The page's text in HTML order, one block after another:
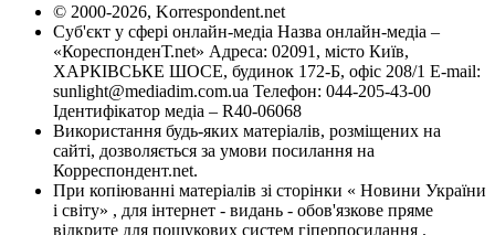
© 2000-2026, Korrespondent.net
Суб'єкт у сфері онлайн-медіа Назва онлайн-медіа –
«КореспонденТ.net» Адреса: 02091, місто Київ,
ХАРКІВСЬКЕ ШОСЕ, будинок 172-Б, офіс 208/1 E-mail:
sunlight@mediadim.com.ua Телефон: 044-205-43-00
Ідентифікатор медіа – R40-06068
Використання будь-яких матеріалів, розміщених на
сайті, дозволяється за умови посилання на
Корреспондент.net.
При копіюванні матеріалів зі сторінки « Новини України
і світу» , для інтернет - видань - обов'язкове пряме
відкрите для пошукових систем гіперпосилання .